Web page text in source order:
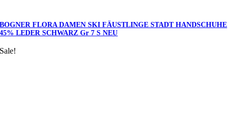
BOGNER FLORA DAMEN SKI FÄUSTLINGE STADT HANDSCHUHE
45% LEDER SCHWARZ Gr 7 S NEU
Sale!